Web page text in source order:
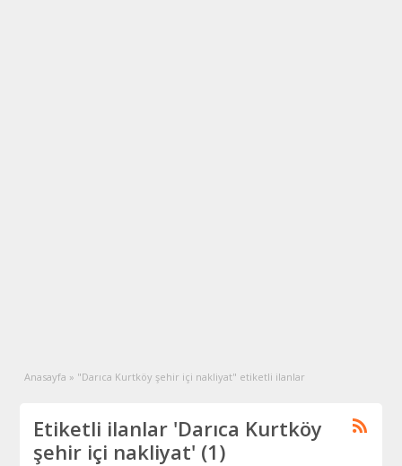
Anasayfa » "Darıca Kurtköy şehir içi nakliyat" etiketli ilanlar
Etiketli ilanlar 'Darıca Kurtköy
şehir içi nakliyat' (1)